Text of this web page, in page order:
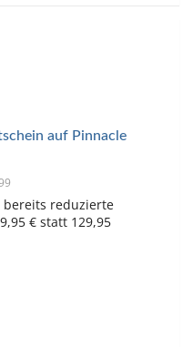
auf Pinnacle
bereits reduzierte
€ statt 129,95